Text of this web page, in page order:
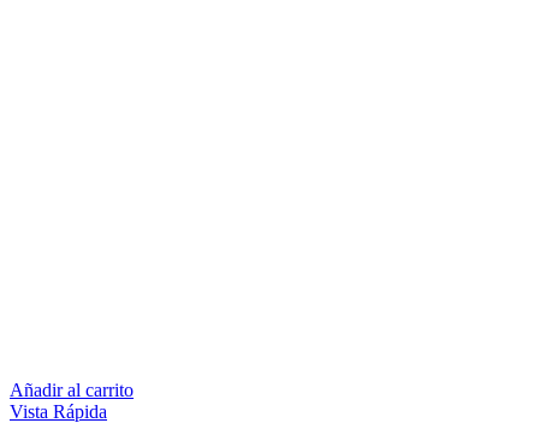
Añadir al carrito
Vista Rápida